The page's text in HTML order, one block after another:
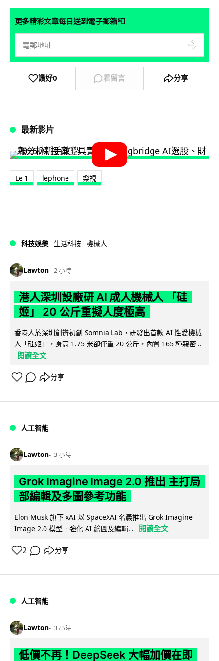
更多精彩文章每日送到電子郵箱📮
讚好0 看留言 分享
最新影片
Le 1 lephone 樂視
科技娛樂 生活科技 機械人
Lawton 2 小時
港人深圳設廠研 AI 成人機械人 「硅
姬」 20 公斤重擬人度極高
香港人於深圳創辦初創 Somnia Lab，研發出首款 AI 性愛機械
人「硅姬」，身高 1.75 米卻僅重 20 公斤，內置 165 種親密...
閱讀全文
分享
人工智能
Lawton 3 小時
Grok Imagine Image 2.0 推出 主打局
部編輯及多圖參考功能
Elon Musk 旗下 xAI 以 SpaceXAI 名義推出 Grok Imagine
Image 2.0 模型，強化 AI 繪圖及編輯...
閱讀全文
2 分享
人工智能
Lawton 3 小時
低價不再！DeepSeek 大幅加價在即